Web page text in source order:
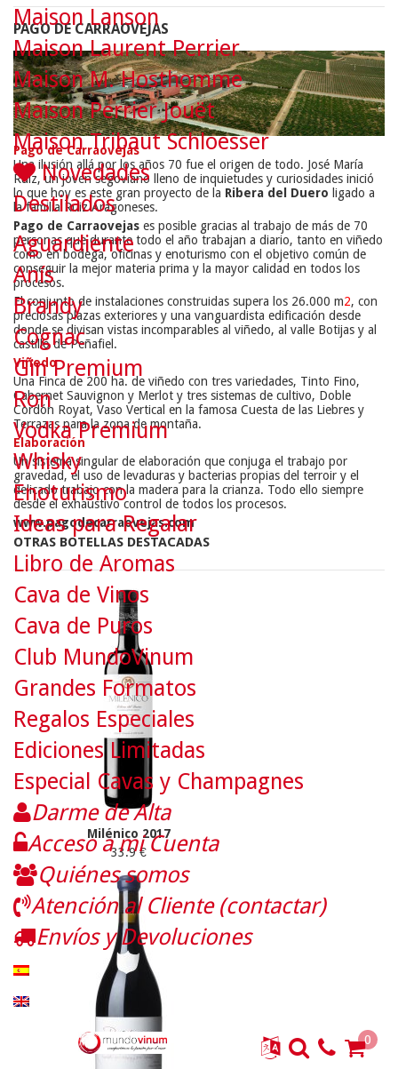
PAGO DE CARRAOVEJAS
Pago de Carraovejas
Una ilusión allá por los años 70 fue el origen de todo. José María
Ruiz, un joven segoviano lleno de inquietudes y curiosidades inició
lo que hoy es este gran proyecto de la Ribera del Duero ligado a
la familia Ruiz Aragoneses.
Pago de Carraovejas es posible gracias al trabajo de más de 70
personas que durante todo el año trabajan a diario, tanto en viñedo
como en bodega, oficinas y enoturismo con el objetivo común de
conseguir la mejor materia prima y la mayor calidad en todos los
procesos.
El conjunto de instalaciones construidas supera los 26.000 m2, con
preciosas plazas exteriores y una vanguardista edificación desde
donde se divisan vistas incomparables al viñedo, al valle Botijas y al
castillo de Peñafiel.
Viñedo
Una Finca de 200 ha. de viñedo con tres variedades, Tinto Fino,
Cabernet Sauvignon y Merlot y tres sistemas de cultivo, Doble
Cordón Royat, Vaso Vertical en la famosa Cuesta de las Liebres y
Terrazas para la zona de montaña.
Elaboración
Un sistema singular de elaboración que conjuga el trabajo por
gravedad, el uso de levaduras y bacterias propias del terroir y el
delicado trabajo con la madera para la crianza. Todo ello siempre
desde el exhaustivo control de todos los procesos.
www.pagodecarraovejas.com
OTRAS BOTELLAS DESTACADAS
Milénico 2017
33.9 €
Maison Lanson
Maison Laurent Perrier
Maison M. Hosthomme
Maison Perrier Jouët
Maison Tribaut Schloesser
Novedades
Destilados
Aguardiente
Anís
Brandy
Cognac
Gin Premium
Ron
Vodka Premium
Whisky
Enoturismo
Ideas para Regalar
Libro de Aromas
Cava de Vinos
Cava de Puros
Club MundoVinum
Grandes Formatos
Regalos Especiales
Ediciones Limitadas
Especial Cavas y Champagnes
Darme de Alta
Acceso a mi Cuenta
Quiénes somos
Atención al Cliente (contactar)
Envíos y Devoluciones
0